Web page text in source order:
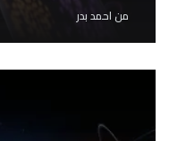
من احمد بدر